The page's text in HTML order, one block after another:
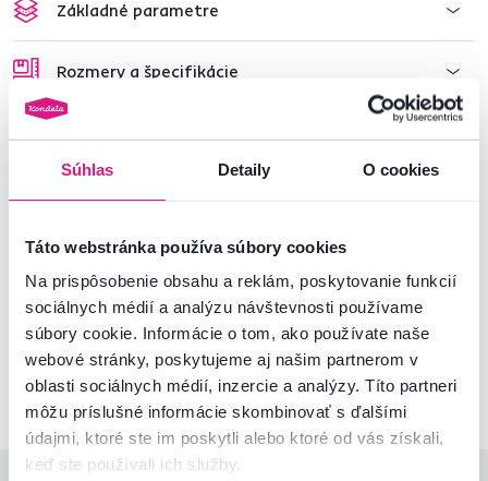
Súhlas Detaily O cookies
Táto webstránka používa súbory cookies
Na prispôsobenie obsahu a reklám, poskytovanie funkcií
sociálnych médií a analýzu návštevnosti používame
súbory cookie. Informácie o tom, ako používate naše
webové stránky, poskytujeme aj našim partnerom v
oblasti sociálnych médií, inzercie a analýzy. Títo partneri
môžu príslušné informácie skombinovať s ďalšími
údajmi, ktoré ste im poskytli alebo ktoré od vás získali,
keď ste používali ich služby.
Základné parametre
Rozmery a špecifikácie
Nenašli ste požadované informácie?
Kontaktujte nás a my vám radi poradíme
02/ 40 100 100 Spustiť chat